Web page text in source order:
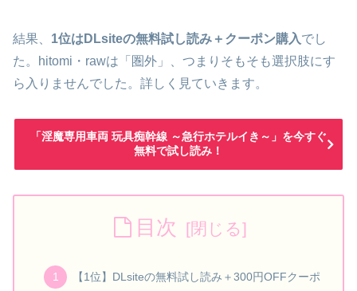
結果、 1位はDLsiteの無料試し読み＋クーポン購入でし
た。hitomi・rawは「圏外」、つまりそもそも選択肢にす
ら入りませんでした。詳しく見ていきます。
「淫魔専用車両 玩具痴幹線 ～急行ホテルイき～」を今すぐ
無料で試し読み！
目次
【1位】DLsiteの無料試し読み＋300円OFFクーポ